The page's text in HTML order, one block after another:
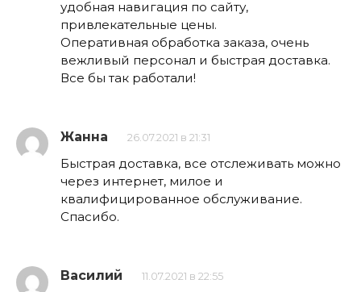
удобная навигация по сайту,
привлекательные цены.
Оперативная обработка заказа, очень
вежливый персонал и быстрая доставка.
Все бы так работали!
Жанна 26.07.2021 в 21:31
Быстрая доставка, все отслеживать можно
через интернет, милое и
квалифицированное обслуживание.
Спасибо.
Василий 11.07.2021 в 22:55